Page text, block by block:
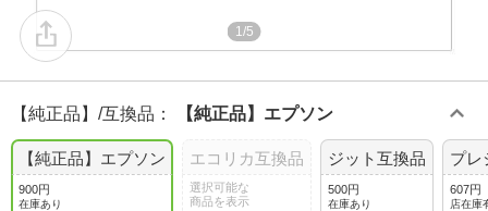
1/5
【純正品】/互換品 ： 【純正品】エプソン
【純正品】エプソン
900円
在庫あり
エコリカ互換品
選択可能な
商品を表示
ジット互換品
500円
在庫あり
プレ
607円
店在庫